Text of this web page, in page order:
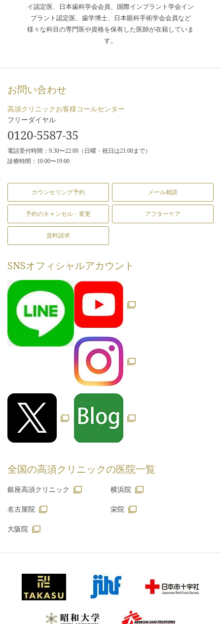
イ認定医、日本歯科学会会員、国際インプラント学会イン
プラント認定医、歯学博士、日本眼科手術学会会員など
様々な科目の専門医や資格を保有した医師が在籍していま
す。
お問い合わせ
高須クリニックお客様コールセンター
フリーダイヤル
0120-5587-35
電話受付時間：9:30〜22:00（日曜・祝日は21:00まで）
診療時間：10:00〜19:00
カウンセリング予約 メール相談
予約のキャンセル・変更 アフターケア
資料請求
SNSオフィシャルアカウント
全国の高須クリニックの医院一覧
銀座高須クリニック 横浜院
名古屋院 栄院
大阪院